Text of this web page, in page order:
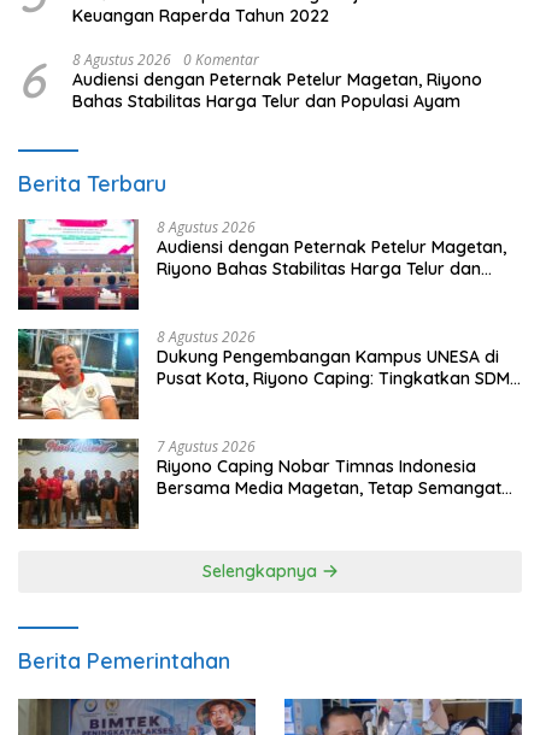
Keuangan Raperda Tahun 2022
6 8 Agustus 2026 0 Komentar
Audiensi dengan Peternak Petelur Magetan, Riyono
Bahas Stabilitas Harga Telur dan Populasi Ayam
Berita Terbaru
8 Agustus 2026
Audiensi dengan Peternak Petelur Magetan,
Riyono Bahas Stabilitas Harga Telur dan
8 Agustus 2026
Dukung Pengembangan Kampus UNESA di
Pusat Kota, Riyono Caping: Tingkatkan SDM
7 Agustus 2026
Riyono Caping Nobar Timnas Indonesia
Bersama Media Magetan, Tetap Semangat
Selengkapnya
Berita Pemerintahan